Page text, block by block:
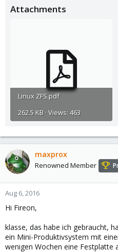
Attachments
Linux ZFS.pdf
262.5 KB · Views: 463
maxprox
Renowned Member
Aug 6, 2016
Hi Fireon,
klasse, das habe ich gebraucht,
ein Mini-Produktivsystem mit
wenigen Wochen eine Festplatte